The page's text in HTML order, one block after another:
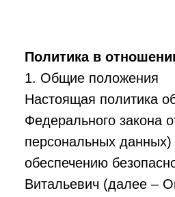
Политика в
1. Общие положения
Настоящая политика
Федерального закона
персональных
обеспечению
Витальевич (далее –